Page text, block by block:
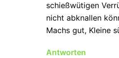
schießwütigen
nicht abknallen
Machs gut, Kleine
Antworten